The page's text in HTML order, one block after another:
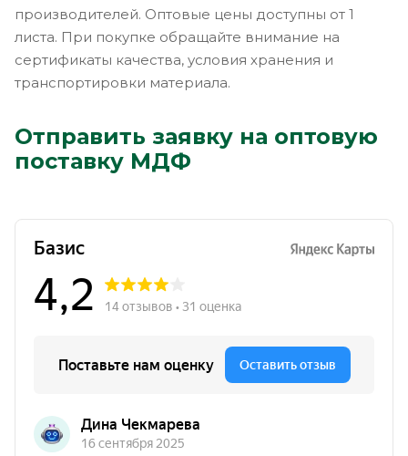
производителей. Оптовые цены доступны от 1
листа. При покупке обращайте внимание на
сертификаты качества, условия хранения и
транспортировки материала.
Отправить заявку на оптовую
поставку МДФ